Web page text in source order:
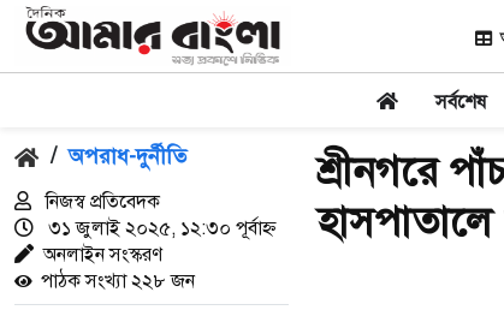
সর্বশেষ
/ অপরাধ-দুর্নীতি
নিজস্ব প্রতিবেদক
৩১ জুলাই ২০২৫, ১২:৩০ পূর্বাহ্ন
অনলাইন সংস্করণ
পাঠক সংখ্যা ২২৮ জন
শ্রীনগরে
হাসপাতালে